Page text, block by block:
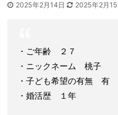
2025年2月14日 2025年2月15
・ご年齢 ２７
・ニックネーム 桃子
・子ども希望の有無 有
・婚活歴 １年